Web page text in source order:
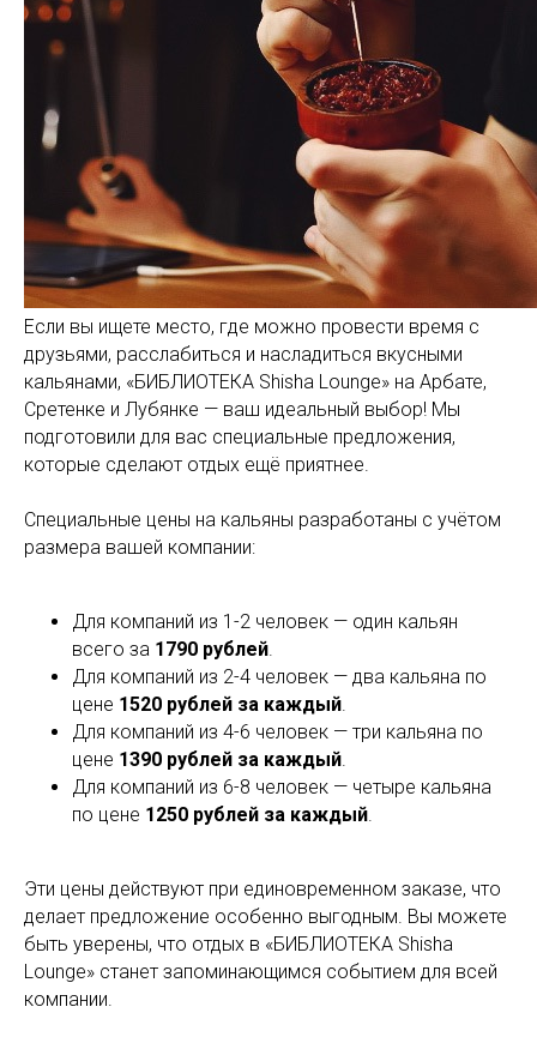
Если вы ищете место, где можно провести время с
друзьями, расслабиться и насладиться вкусными
кальянами, «БИБЛИОТЕКА Shisha Lounge» на Арбате,
Сретенке и Лубянке — ваш идеальный выбор! Мы
подготовили для вас специальные предложения,
которые сделают отдых ещё приятнее.
Специальные цены на кальяны разработаны с учётом
размера вашей компании:
Для компаний из 1-2 человек — один кальян
всего за 1790 рублей.
Для компаний из 2-4 человек — два кальяна по
цене 1520 рублей за каждый.
Для компаний из 4-6 человек — три кальяна по
цене 1390 рублей за каждый.
Для компаний из 6-8 человек — четыре кальяна
по цене 1250 рублей за каждый.
Эти цены действуют при единовременном заказе, что
делает предложение особенно выгодным. Вы можете
быть уверены, что отдых в «БИБЛИОТЕКА Shisha
Lounge» станет запоминающимся событием для всей
компании.